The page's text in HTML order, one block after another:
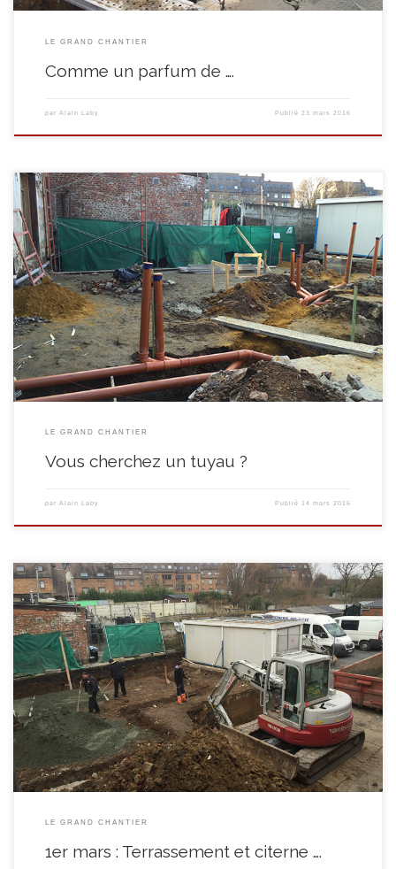
LE GRAND CHANTIER
Comme un parfum de ….
par Alain Laby Publié23 mars 2016
Et question tuyaux, on ne fait pas dans le détail … A croire qu’une flotte de
sous-marins stationne se rassemble sous notre cour ….
LE GRAND CHANTIER
Vous cherchez un tuyau ?
par Alain Laby Publié 14 mars 2016
… sont les mamelles de la patrie!!! Au fur et à mesure des coups de
pelleteuse hydraulique, l’extension de la cuisine(bâtiment du 17) et du
restaurant (bâtiment du 19) se dessinent. Il reste maintenant à implanter
notre citerne à eau de pluie qui alimentera entrer autres les WCs du
Quinquet. Le […]
LE GRAND CHANTIER
1er mars : Terrassement et citerne ….